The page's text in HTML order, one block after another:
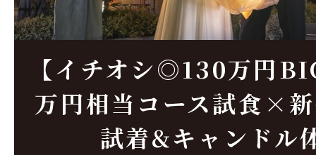
【イチオシ◎130万円
万円相当コース試食×
試着&キャンドル